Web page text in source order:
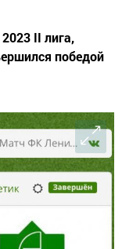
II лига,
победой